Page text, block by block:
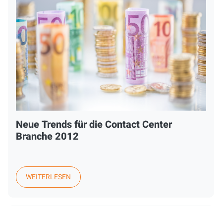
Neue Trends für die Contact Center
Branche 2012
WEITERLESEN